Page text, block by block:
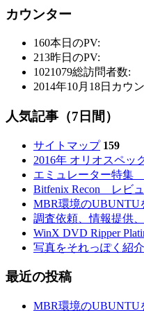
カウンター
160本日のPV:
213昨日のPV:
1021079総訪問者数:
2014年10月18日 カウ
人気記事（7日間）
サイトマップ 159
2016年 オリオスペッ
エミュレーター特集
Bitfenix Recon レビ
MBR環境のUBUNTU
調査依頼、情報提供
WinX DVD Ripper
写真をそれっぽく紹
最近の投稿
MBR環境のUBUNTU